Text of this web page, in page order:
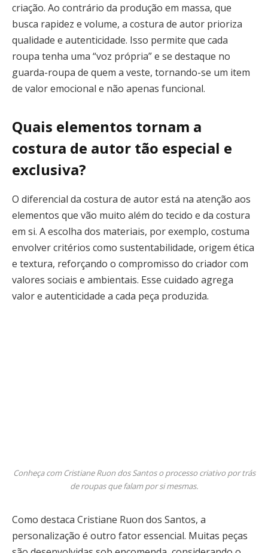
criação. Ao contrário da produção em massa, que
busca rapidez e volume, a costura de autor prioriza
qualidade e autenticidade. Isso permite que cada
roupa tenha uma “voz própria” e se destaque no
guarda-roupa de quem a veste, tornando-se um item
de valor emocional e não apenas funcional.
Quais elementos tornam a
costura de autor tão especial e
exclusiva?
O diferencial da costura de autor está na atenção aos
elementos que vão muito além do tecido e da costura
em si. A escolha dos materiais, por exemplo, costuma
envolver critérios como sustentabilidade, origem ética
e textura, reforçando o compromisso do criador com
valores sociais e ambientais. Esse cuidado agrega
valor e autenticidade a cada peça produzida.
Conheça com Cristiane Ruon dos Santos o processo criativo por trás
de roupas que falam por si mesmas.
Como destaca Cristiane Ruon dos Santos, a
personalização é outro fator essencial. Muitas peças